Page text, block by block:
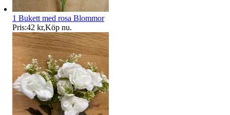
1 Bukett med rosa Blommor
Pris:42 kr,Köp nu.